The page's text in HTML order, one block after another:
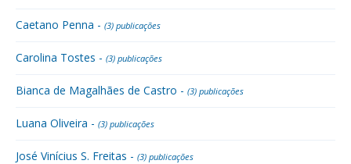
Caetano Penna - (3) publicações
Carolina Tostes - (3) publicações
Bianca de Magalhães de Castro - (3) publicações
Luana Oliveira - (3) publicações
José Vinícius S. Freitas - (3) publicações